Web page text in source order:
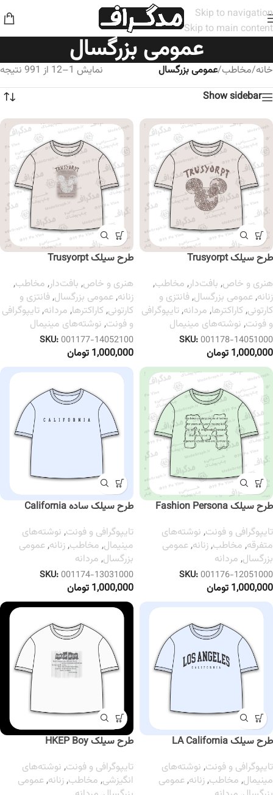
Skip to navigation
Skip to main content
عمومی بزرگسال
خانه/مخاطب/عمومی بزرگسال
نمایش 1–12 از 991 نتیجه
Show sidebar
طرح سیلک Trusyorpt
هنری و خاص, بافت‌دار, مخاطب,
زنانه,عمومی بزرگسال,فانتزی و
کارتونی,کاراکترها, مردانه,تایپوگرافی
و فونت, نوشته‌های مینیمال
SKU:001178-14051000
1,000,000 تومان
طرح سیلک Trusyorpt
هنری و خاص, بافت‌دار, مخاطب,
زنانه,عمومی بزرگسال,فانتزی و
کارتونی,کاراکترها, مردانه,تایپوگرافی
و فونت, نوشته‌های مینیمال
SKU:001177-14052100
1,000,000 تومان
طرح سیلک Fashion Persona
تایپوگرافی و فونت, نوشته‌های
متفرقه, مخاطب,زنانه,عمومی
بزرگسال, مردانه
SKU:001176-12051000
1,000,000 تومان
طرح سیلک ساده California
تایپوگرافی و فونت, نوشته‌های
مینیمال, مخاطب,زنانه,عمومی
بزرگسال, مردانه
SKU:001174-13031000
1,000,000 تومان
طرح سیلک LA California
تایپوگرافی و فونت, نوشته‌های
مینیمال, مخاطب,زنانه,عمومی
طرح سیلک HKEP Boy
تایپوگرافی و فونت, نوشته‌های
انگیزشی, مخاطب,زنانه,عمومی